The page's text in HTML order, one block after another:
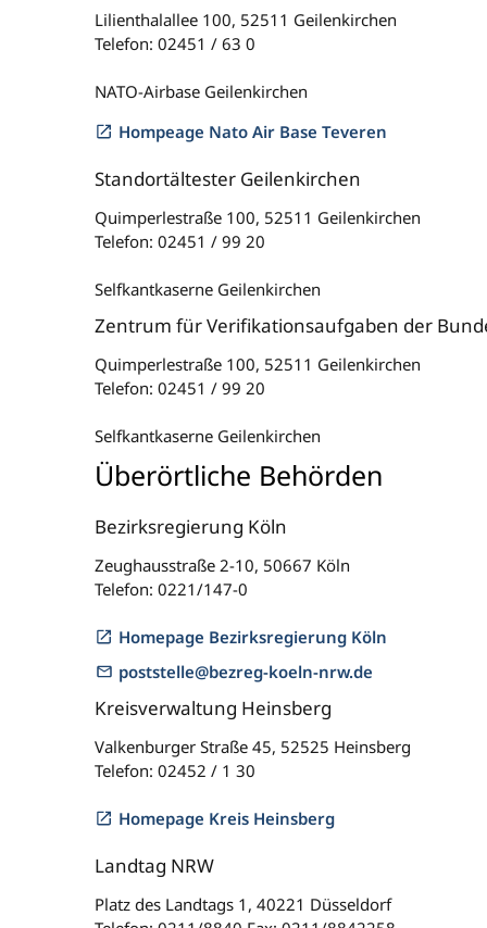
Lilienthalallee 100, 52511 Geilenkirchen
Telefon: 02451 / 63 0
NATO-Airbase Geilenkirchen
Hompeage Nato Air Base Teveren
Standortältester Geilenkirchen
Quimperlestraße 100, 52511 Geilenkirchen
Telefon: 02451 / 99 20
Selfkantkaserne Geilenkirchen
Zentrum für Verifikationsaufgaben der
Quimperlestraße 100, 52511 Geilenkirchen
Telefon: 02451 / 99 20
Selfkantkaserne Geilenkirchen
Überörtliche Behörden
Bezirksregierung Köln
Zeughausstraße 2-10, 50667 Köln
Telefon: 0221/147-0
Homepage Bezirksregierung Köln
poststelle@bezreg-koeln-nrw.de
Kreisverwaltung Heinsberg
Valkenburger Straße 45, 52525 Heinsberg
Telefon: 02452 / 1 30
Homepage Kreis Heinsberg
Landtag NRW
Platz des Landtags 1, 40221 Düsseldorf